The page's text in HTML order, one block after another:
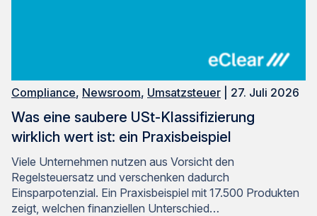
Compliance, Newsroom, Umsatzsteuer | 27. Juli 2026
Was eine saubere USt-Klassifizierung
wirklich wert ist: ein Praxisbeispiel
Viele Unternehmen nutzen aus Vorsicht den
Regelsteuersatz und verschenken dadurch
Einsparpotenzial. Ein Praxisbeispiel mit 17.500 Produkten
zeigt, welchen finanziellen Unterschied…